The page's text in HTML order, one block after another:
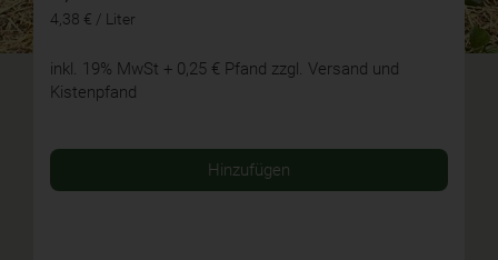
4,38 € / Liter
inkl. 19% MwSt + 0,25 € Pfand zzgl. Versand und
Kistenpfand
Hinzufügen